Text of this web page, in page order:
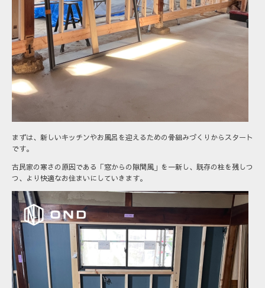
まずは、新しいキッチンやお風呂を迎えるための骨組みづくりからスタート
です。
古民家の寒さの原因である「窓からの隙間風」を一新し、既存の柱を残しつ
つ、より快適なお住まいにしていきます。